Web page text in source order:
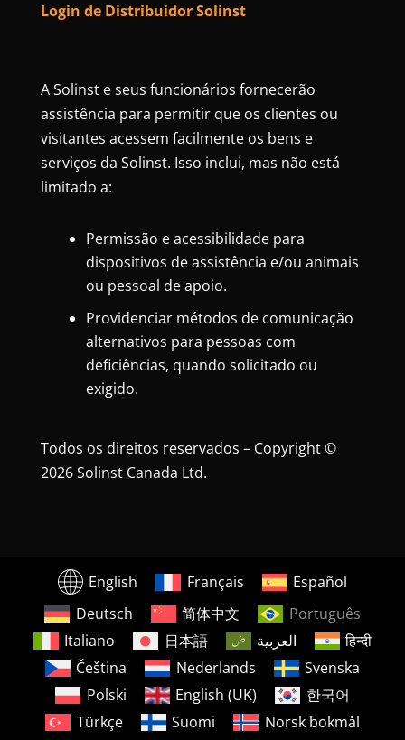
Login de Distribuidor Solinst
A Solinst e seus funcionários fornecerão
assistência para permitir que os clientes ou
visitantes acessem facilmente os bens e
serviços da Solinst. Isso inclui, mas não está
limitado a:
Permissão e acessibilidade para
dispositivos de assistência e/ou animais
ou pessoal de apoio.
Providenciar métodos de comunicação
alternativos para pessoas com
deficiências, quando solicitado ou
exigido.
Todos os direitos reservados – Copyright ©
2026 Solinst Canada Ltd.
English Français
Español
Deutsch
简体中文
Português
Italiano
日本語 العربية
हिन्दी
Čeština
Nederlands
Svenska
Polski
English (UK)
한국어
Türkçe
Suomi Norsk bokmål